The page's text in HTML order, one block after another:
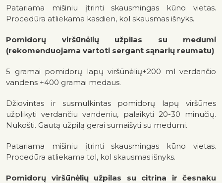
Patariama mišiniu įtrinti skausmingas kūno vietas.
Procedūra atliekama kasdien, kol skausmas išnyks.
Pomidorų viršūnėlių užpilas su medumi
(rekomenduojama vartoti sergant sąnarių reumatu)
5 gramai pomidorų lapų viršūnėlių+200 ml verdančio
vandens +400 gramai medaus.
Džiovintas ir susmulkintas pomidorų lapų viršūnes
užplikyti verdančiu vandeniu, palaikyti 20-30 minučių.
Nukošti. Gautą užpilą gerai sumaišyti su medumi.
Patariama mišiniu įtrinti skausmingas kūno vietas.
Procedūra atliekama tol, kol skausmas išnyks.
Pomidorų viršūnėlių užpilas su citrina ir česnaku